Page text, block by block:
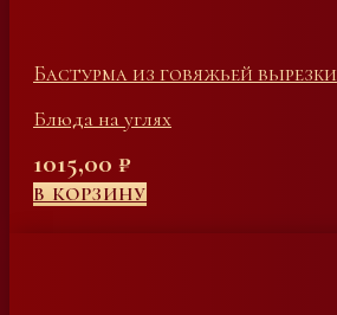
Бастурма из говяжьей вырезки
Блюда на углях
1015,00 ₽
В КОРЗИНУ